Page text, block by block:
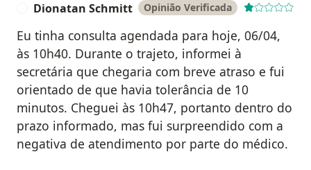
Dionatan Schmitt Opinião Verificada
Eu tinha consulta agendada para hoje, 06/04,
às 10h40. Durante o trajeto, informei à
secretária que chegaria com breve atraso e fui
orientado de que havia tolerância de 10
minutos. Cheguei às 10h47, portanto dentro do
prazo informado, mas fui surpreendido com a
negativa de atendimento por parte do médico.